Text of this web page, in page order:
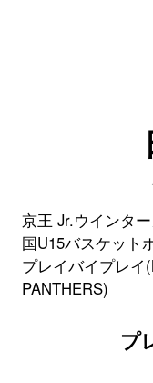
京王 Jr.ウインタ
国U15バスケット
プレイバイプレ
PANTHERS)
プ